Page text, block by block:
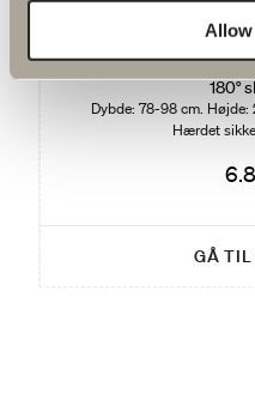
180°
Dybde: 78-98 cm.
Hærdet
GÅ TIL